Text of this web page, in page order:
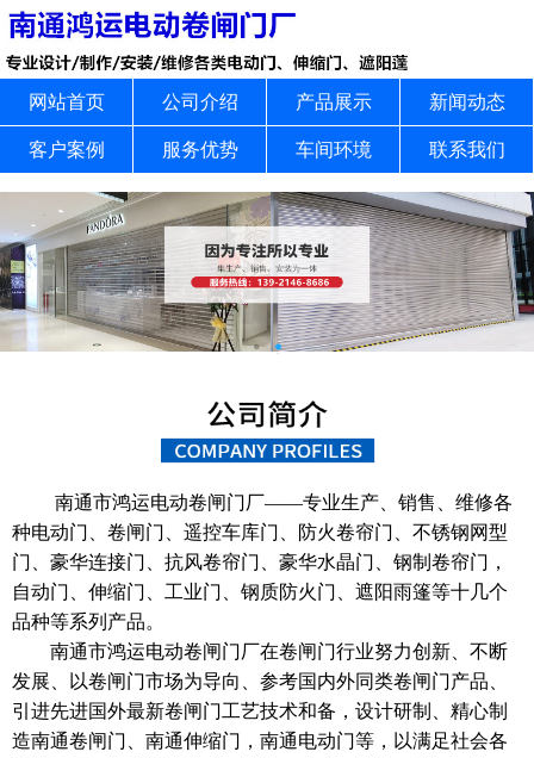
网站首页 公司介绍 产品展示 新闻动态
客户案例 服务优势 车间环境 联系我们
南通市鸿运电动卷闸门厂——专业生产、销售、维修各
种电动门、卷闸门、遥控车库门、防火卷帘门、不锈钢网型
门、豪华连接门、抗风卷帘门、豪华水晶门、钢制卷帘门，
自动门、伸缩门、工业门、钢质防火门、遮阳雨篷等十几个
品种等系列产品。
南通市鸿运电动卷闸门厂在卷闸门行业努力创新、不断
发展、以卷闸门市场为导向、参考国内外同类卷闸门产品、
引进先进国外最新卷闸门工艺技术和备，设计研制、精心制
造南通卷闸门、南通伸缩门，南通电动门等，以满足社会各